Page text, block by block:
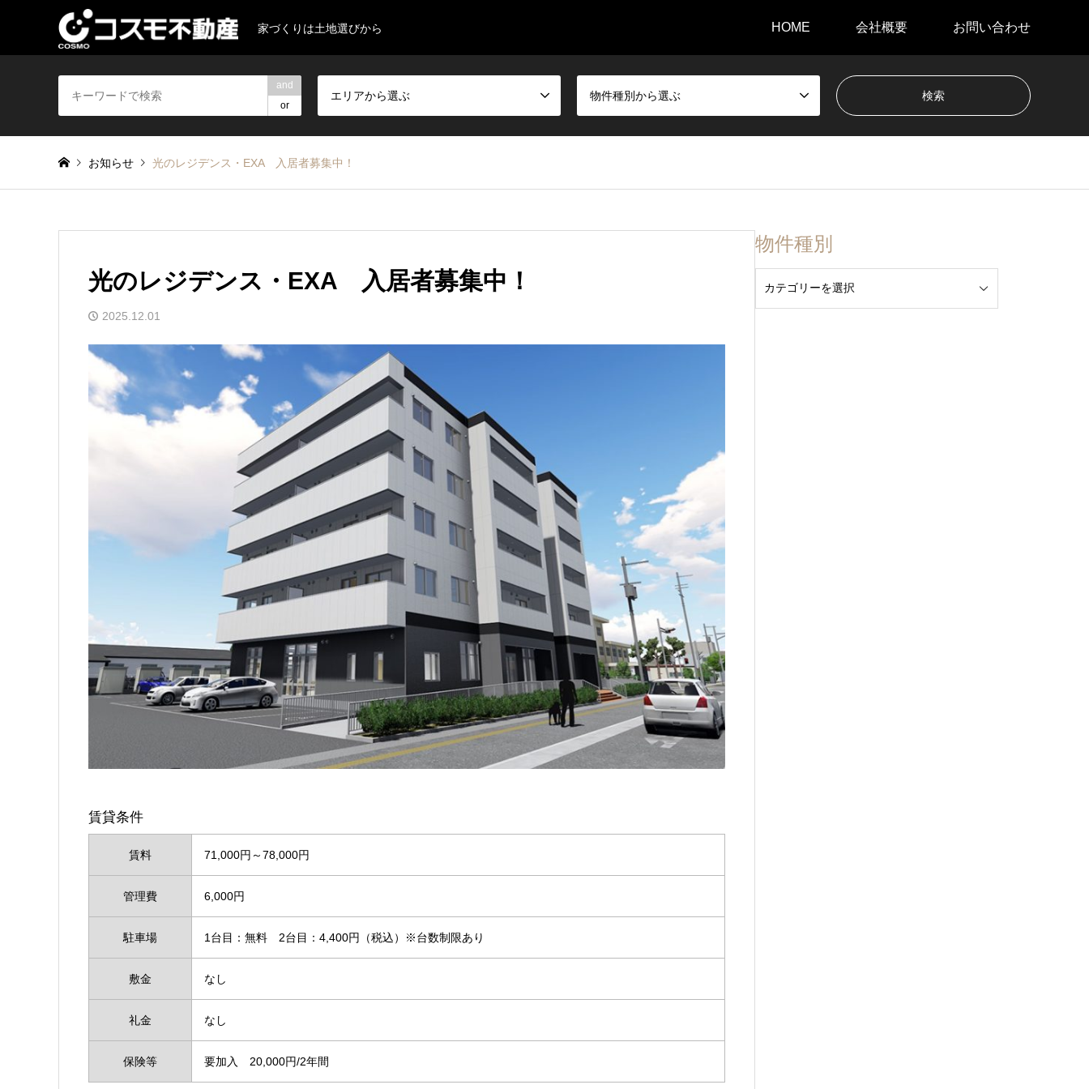
家づくりは土地選びから HOME 会社概要 お問い合わせ
and
or
エリアから選ぶ 物件種別から選ぶ
お知らせ 光のレジデンス・EXA 入居者募集中！
光のレジデンス・EXA 入居者募集中！
2025.12.01
賃貸条件
賃料 71,000円～78,000円
管理費 6,000円
駐車場 1台目：無料 2台目：4,400円（税込）※台数制限あり
敷金 なし
礼金 なし
保険等 要加入 20,000円/2年間
物件種別